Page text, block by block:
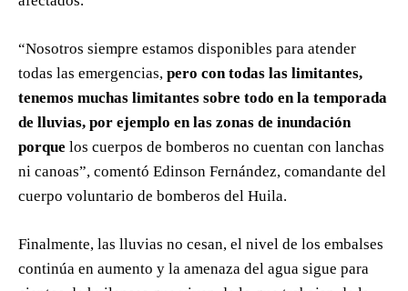
“Nosotros siempre estamos disponibles para atender
todas las emergencias, pero con todas las limitantes,
tenemos muchas limitantes sobre todo en la temporada
de lluvias, por ejemplo en las zonas de inundación
porque los cuerpos de bomberos no cuentan con lanchas
ni canoas”, comentó Edinson Fernández, comandante del
cuerpo voluntario de bomberos del Huila.
Finalmente, las lluvias no cesan, el nivel de los embalses
continúa en aumento y la amenaza del agua sigue para